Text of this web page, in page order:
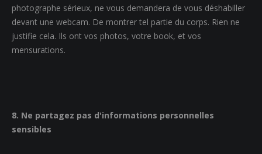
photographe sérieux, ne vous demandera de vous déshabiller
devant une webcam. De montrer tel partie du corps. Rien ne
justifie cela. Ils ont vos photos, votre book, et vos
mensurations.
8. Ne partagez pas d'informations personnelles
sensibles